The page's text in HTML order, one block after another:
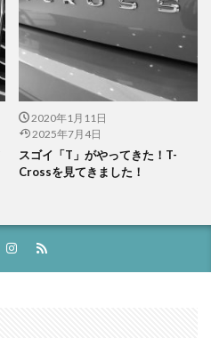
2020年1月11日
2025年7月4日
スゴイ「T」がやってきた！T-
Crossを見てきました！